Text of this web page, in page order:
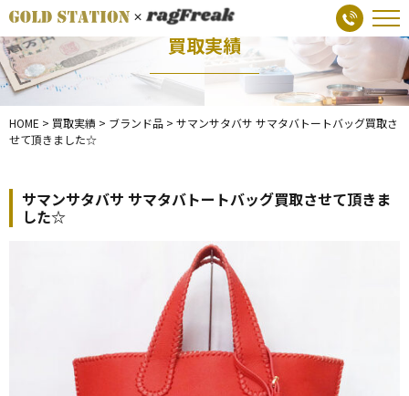
買取実績
HOME > 買取実績 > ブランド品 > サマンサタバサ サマタバトートバッグ買取さ
せて頂きました☆
サマンサタバサ サマタバトートバッグ買取させて頂きま
した☆